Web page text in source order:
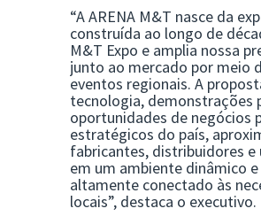
“A ARENA M&T nasce da
construída ao longo de
M&T Expo e amplia nossa
junto ao mercado por meio
eventos regionais. A
tecnologia, demonstrações
oportunidades de negócios
estratégicos do país,
fabricantes, distribuidores e
em um ambiente dinâmico e
altamente conectado às
locais”, destaca o executivo.